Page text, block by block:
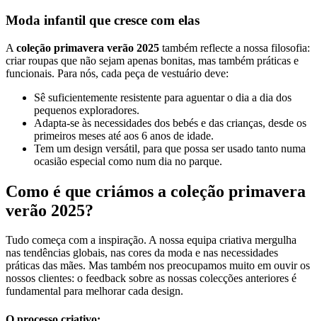
Moda infantil que cresce com elas
A coleção primavera verão 2025 também reflecte a nossa filosofia:
criar roupas que não sejam apenas bonitas, mas também práticas e
funcionais. Para nós, cada peça de vestuário deve:
Sê suficientemente resistente para aguentar o dia a dia dos
pequenos exploradores.
Adapta-se às necessidades dos bebés e das crianças, desde os
primeiros meses até aos 6 anos de idade.
Tem um design versátil, para que possa ser usado tanto numa
ocasião especial como num dia no parque.
Como é que criámos a coleção primavera
verão 2025?
Tudo começa com a inspiração. A nossa equipa criativa mergulha
nas tendências globais, nas cores da moda e nas necessidades
práticas das mães. Mas também nos preocupamos muito em ouvir os
nossos clientes: o feedback sobre as nossas colecções anteriores é
fundamental para melhorar cada design.